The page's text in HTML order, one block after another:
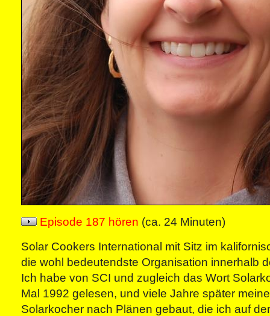
Episode 187 hören (ca. 24 Minuten)
Solar Cookers International mit Sitz im
die wohl bedeutendste Organisation innerhalb
Ich habe von SCI und zugleich das Wort
Mal 1992 gelesen, und viele Jahre später
Solarkocher nach Plänen gebaut, die ich auf